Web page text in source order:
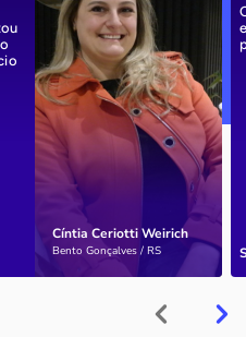
Cíntia Ceriotti Weirich
Bento Gonçalves / RS